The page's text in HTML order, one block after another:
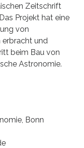
Zeitschrift
Projekt hat eine
von
und
beim Bau von
Astronomie.
Bonn